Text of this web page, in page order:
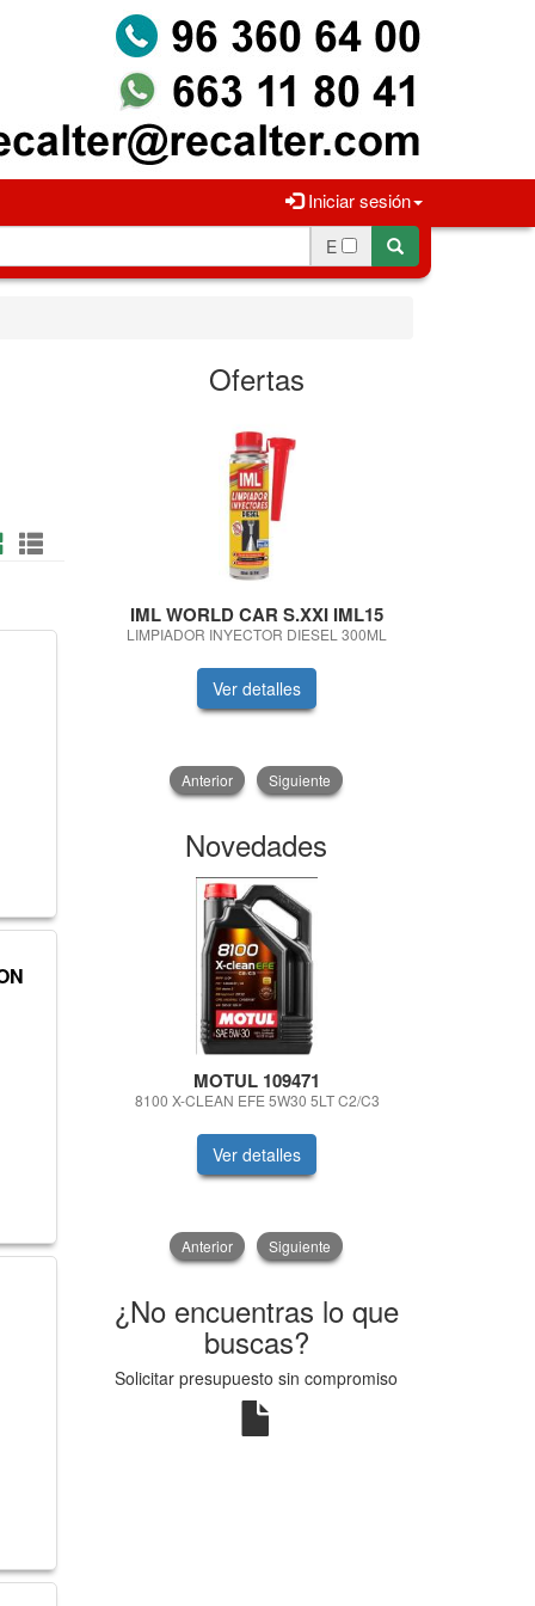
Iniciar sesión
E
Ofertas
IML WORLD CAR S.XXI IML15
LIMPIADOR INYECTOR DIESEL 300ML
Ver detalles
Anterior Siguiente
Novedades
MOTUL 109471
8100 X-CLEAN EFE 5W30 5LT C2/C3
Ver detalles
Anterior Siguiente
¿No encuentras lo que
buscas?
Solicitar presupuesto sin compromiso